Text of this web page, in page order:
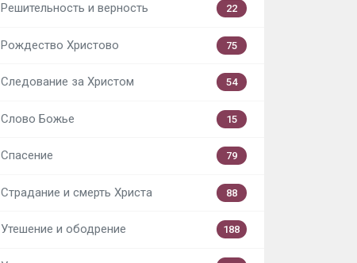
Решительность и верность 22
Рождество Христово 75
Следование за Христом 54
Слово Божье 15
Спасение 79
Страдание и смерть Христа 88
Утешение и ободрение 188